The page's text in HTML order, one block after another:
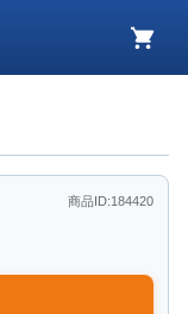
カ
商品ID:184420